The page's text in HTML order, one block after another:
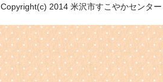
Copyright(c) 2014 米沢市すこやかセンタ